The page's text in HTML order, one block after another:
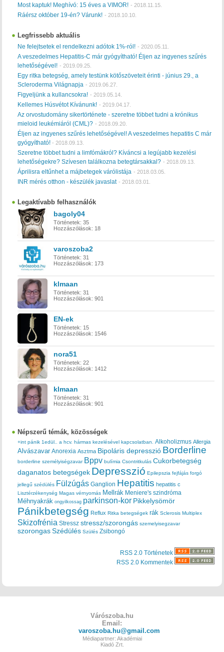
Most kaptuk! Meghívó: 15 éves a VIMOR! - 2018.11.15.
Ráérsz október 19-én? Várunk! - 2018.10.10.
Legfrissebb aktuális
Ne felejtsetek el rendelkezni adótok 1%-ról! - 2020.05.11.
A veszedelmes Hepatitis-C már gyógyítható! Éljen az ingyenes szűrés
lehetőségével! - 2019.09.25.
Egy ritka betegség, amely testünk kötőszöveteit érinti - június 29., a
Scleroderma Világnapja - 2019.06.27.
Figyeljünk a kullancsokra! - 2019.05.14.
Kellemes Húsvétot Kívánunk! - 2019.04.17.
Az orvostudomány sikertörténete - szeretne többet tudni a krónikus
mieloid leukémiáról (CML)? - 2018.09.20.
Éljen az ingyenes szűrés lehetőségével! A veszedelmes hepatitis C már
gyógyítható!- 2018.09.13.
Szeretne többet tudni a limfómákról? Kíváncsi a legújabb kezelési
lehetőségekre? Szívesen találkozna betegtársakkal? - 2018.09.13.
Áprilisra eltűnhet a májbetegek várólistája - 2018.03.05.
INR mérés otthon - készülék javaslat - 2018.03.01.
Legaktívabb felhasználók
bagoly04
Történetek: 35
Hozzászólások: 18
varoszoba2
Történetek: 31
Hozzászólások: 173
klmaan
Történetek: 31
Hozzászólások: 901
EN-ek
Történetek: 15
Hozzászólások: 1546
nora51
Történetek: 22
Hozzászólások: 1412
klmaan
Történetek: 31
Hozzászólások: 901
Népszerű témák, közösségek
+int pánik 1edül.. a hcv. hármas kezelésével kapcsolatban. Alkoholizmus Allergia
Alvászavar Anorexia Asztma Bipoláris depresszió Borderline
borderline személyiségzavar Bppv bulímia Csontritkulás Cukorbetegség
daganatos betegségek Depresszió Epilepszia fejfájás forgó
jellegű szédülés Fülzúgás Ganglion Hepatitis hepatitis c
Lisztérzékenység Magas vérnyomás Mellrák Meniere's szindróma
Méhnyakrák ongyilkossag parkinson-kor Pikkelysömör
Pánikbetegség Reflux Ritka betegségek rák Sclerosis Multiplex
Skizofrénia Stressz stressz/szorongás szemelyisegzavar
szorongas Szédülés Szülés Zsibongó
RSS 2.0 Történetek
RSS 2.0 Kommentek
Várószoba.hu
Email:
varoszoba.hu@gmail.com
Médiapartner: Akadémiai
Kiadó Zrt.